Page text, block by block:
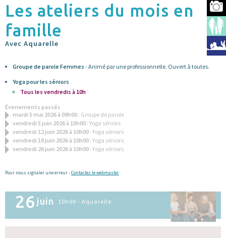
Les ateliers du mois en
famille
Avec Aquarelle
Groupe de parole Femmes - Animé par une professionnelle. Ouvert à toutes.
Yoga pour les séniors
Tous les vendredis à 10h
Évenements passés
mardi 5 mai 2026 à 09h00 : Groupe de parole
vendredi 5 juin 2026 à 10h00 : Yoga séniors
vendredi 12 juin 2026 à 10h00 : Yoga séniors
vendredi 19 juin 2026 à 10h00 : Yoga séniors
vendredi 26 juin 2026 à 10h00 : Yoga séniors
Pour nous signaler une erreur -Contactez le webmaster
26 juin 10h00 - Aquarelle